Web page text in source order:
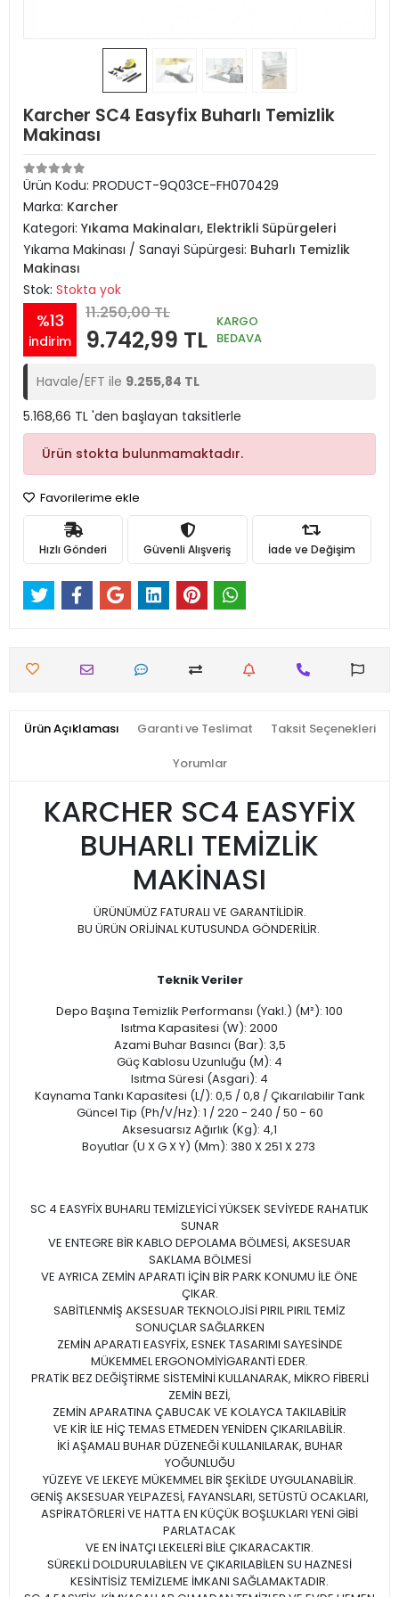
Karcher SC4 Easyfix Buharlı Temizlik
Makinası
Ürün Kodu: PRODUCT-9Q03CE-FH070429
Marka: Karcher
Kategori: Yıkama Makinaları, Elektrikli Süpürgeleri
Yıkama Makinası / Sanayi Süpürgesi: Buharlı Temizlik
Makinası
Stok: Stokta yok
%13
indirim
11.250,00 TL
9.742,99 TL
KARGO
BEDAVA
Havale/EFT ile 9.255,84 TL
5.168,66 TL 'den başlayan taksitlerle
Ürün stokta bulunmamaktadır.
Favorilerime ekle
Hızlı Gönderi Güvenli Alışveriş İade ve Değişim
Ürün Açıklaması Garanti ve Teslimat Taksit Seçenekleri
Yorumlar
KARCHER SC4 EASYFİX
BUHARLI TEMİZLİK
MAKİNASI
ÜRÜNÜMÜZ FATURALI VE GARANTİLİDİR.
BU ÜRÜN ORİJİNAL KUTUSUNDA GÖNDERİLİR.
Teknik Veriler
Depo Başına Temizlik Performansı (Yakl.) (M²): 100
Isıtma Kapasitesi (W): 2000
Azami Buhar Basıncı (Bar): 3,5
Güç Kablosu Uzunluğu (M): 4
Isıtma Süresi (Asgari): 4
Kaynama Tankı Kapasitesi (L/): 0,5 / 0,8 / Çıkarılabilir Tank
Güncel Tip (Ph/V/Hz): 1 / 220 - 240 / 50 - 60
Aksesuarsız Ağırlık (Kg): 4,1
Boyutlar (U X G X Y) (Mm): 380 X 251 X 273
SC 4 EASYFİX BUHARLI TEMİZLEYİCİ YÜKSEK SEVİYEDE RAHATLIK
SUNAR
VE ENTEGRE BİR KABLO DEPOLAMA BÖLMESİ, AKSESUAR
SAKLAMA BÖLMESİ
VE AYRICA ZEMİN APARATI İÇİN BİR PARK KONUMU İLE ÖNE
ÇIKAR.
SABİTLENMİŞ AKSESUAR TEKNOLOJİSİ PIRIL PIRIL TEMİZ
SONUÇLAR SAĞLARKEN
ZEMİN APARATI EASYFİX, ESNEK TASARIMI SAYESİNDE
MÜKEMMEL ERGONOMİYİGARANTİ EDER.
PRATİK BEZ DEĞİŞTİRME SİSTEMİNİ KULLANARAK, MİKRO FİBERLİ
ZEMİN BEZİ,
ZEMİN APARATINA ÇABUCAK VE KOLAYCA TAKILABİLİR
VE KİR İLE HİÇ TEMAS ETMEDEN YENİDEN ÇIKARILABİLİR.
İKİ AŞAMALI BUHAR DÜZENEĞİ KULLANILARAK, BUHAR
YOĞUNLUĞU
YÜZEYE VE LEKEYE MÜKEMMEL BİR ŞEKİLDE UYGULANABİLİR.
GENİŞ AKSESUAR YELPAZESİ, FAYANSLARI, SETÜSTÜ OCAKLARI,
ASPİRATÖRLERİ VE HATTA EN KÜÇÜK BOŞLUKLARI YENİ GİBİ
PARLATACAK
VE EN İNATÇI LEKELERİ BİLE ÇIKARACAKTIR.
SÜREKLİ DOLDURULABİLEN VE ÇIKARILABİLEN SU HAZNESİ
KESİNTİSİZ TEMİZLEME İMKANI SAĞLAMAKTADIR.